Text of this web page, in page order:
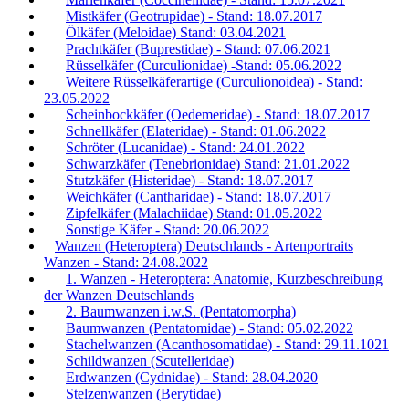
Mistkäfer (Geotrupidae) - Stand: 18.07.2017
Ölkäfer (Meloidae) Stand: 03.04.2021
Prachtkäfer (Buprestidae) - Stand: 07.06.2021
Rüsselkäfer (Curculionidae) -Stand: 05.06.2022
Weitere Rüsselkäferartige (Curculionoidea) - Stand:
23.05.2022
Scheinbockkäfer (Oedemeridae) - Stand: 18.07.2017
Schnellkäfer (Elateridae) - Stand: 01.06.2022
Schröter (Lucanidae) - Stand: 24.01.2022
Schwarzkäfer (Tenebrionidae) Stand: 21.01.2022
Stutzkäfer (Histeridae) - Stand: 18.07.2017
Weichkäfer (Cantharidae) - Stand: 18.07.2017
Zipfelkäfer (Malachiidae) Stand: 01.05.2022
Sonstige Käfer - Stand: 20.06.2022
Wanzen (Heteroptera) Deutschlands - Artenportraits
Wanzen - Stand: 24.08.2022
1. Wanzen - Heteroptera: Anatomie, Kurzbeschreibung
der Wanzen Deutschlands
2. Baumwanzen i.w.S. (Pentatomorpha)
Baumwanzen (Pentatomidae) - Stand: 05.02.2022
Stachelwanzen (Acanthosomatidae) - Stand: 29.11.1021
Schildwanzen (Scutelleridae)
Erdwanzen (Cydnidae) - Stand: 28.04.2020
Stelzenwanzen (Berytidae)